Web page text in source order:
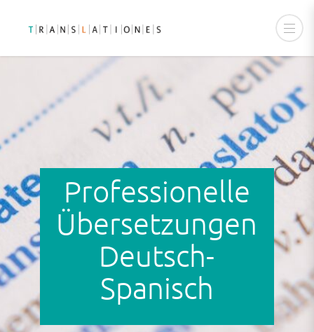
Professio­nelle
Übersetz­ungen
Deutsch-
Spanisch